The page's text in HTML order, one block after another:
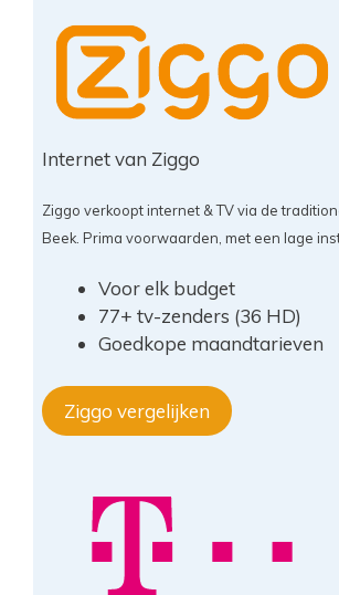
Internet van Ziggo
Ziggo verkoopt internet & TV via de
Beek. Prima voorwaarden, met een lage
Voor elk budget
77+ tv-zenders (36 HD)
Goedkope maandtarieven
Ziggo vergelijken